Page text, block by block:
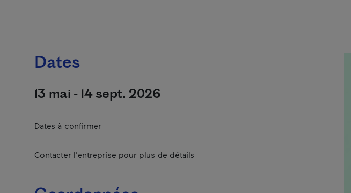
Dates
13 mai - 14 sept. 2026
Dates à confirmer
Contacter l'entreprise pour plus de détails